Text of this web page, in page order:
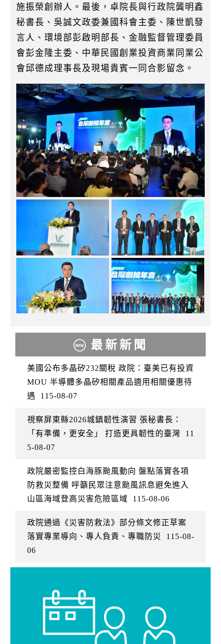
施振榮創辦人。最後，卓院長與行政院龔明鑫
秘書長、吳誠文政委兼國科會主委、陳世凱發
言人、環境部彭啟明部長、金融監督管理委員
會彭金隆主委、中華民國創業投資商業同業公
會邱德成理事長及現場貴賓一同合影留念。
最新新聞
美國公布多晶矽232關稅 政院：臺美已有投資
MOU 半導體多晶矽相關產品適用相關優惠待
遇
115-08-07
視察屏東縣2026城鎮韌性演習 張秘書長：
「有準備，更安全」 打造更具韌性的臺灣
11
5-08-07
政院嚴密監控白海豚颱風動向 盤點落實各項
防救災整備 呼籲民眾注意颱風訊息避免進入
山區海域登高災害危險區域
115-08-06
政院通過《災害防救法》部分條文修正草案
落實專業導向、專人負責、專職防災
115-08-
06